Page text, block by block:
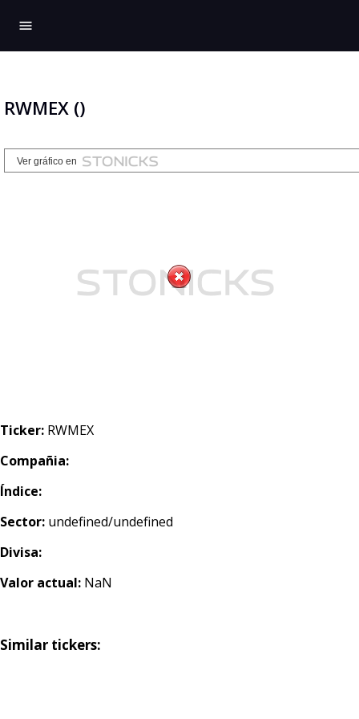
menu
RWMEX ()
Ticker: RWMEX
Compañia:
Índice:
Sector: undefined/undefined
Divisa:
Valor actual: NaN
Similar tickers: